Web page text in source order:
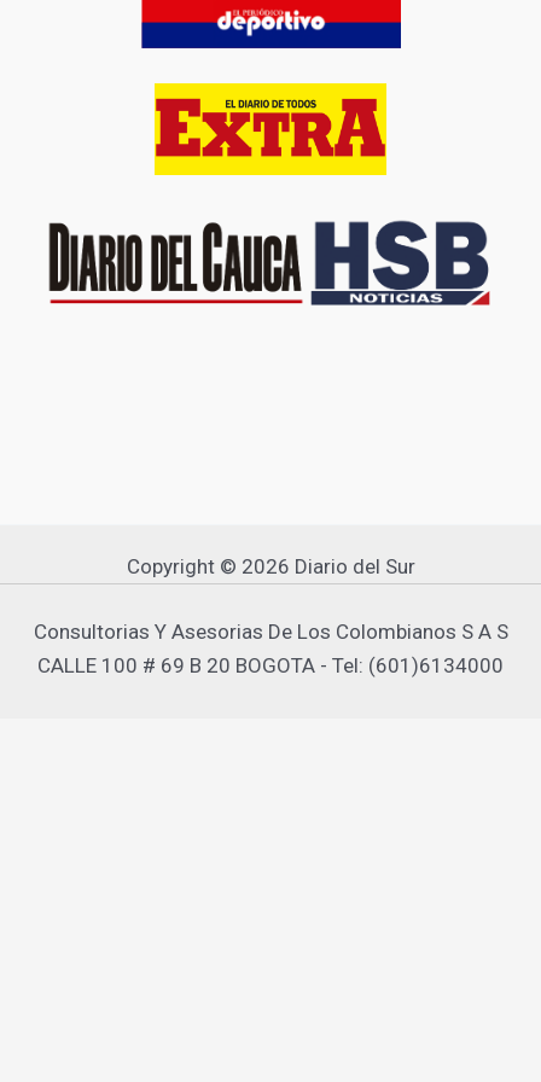
Copyright © 2026 Diario del Sur
Consultorias Y Asesorias De Los Colombianos S A S
CALLE 100 # 69 B 20 BOGOTA - Tel: (601)6134000